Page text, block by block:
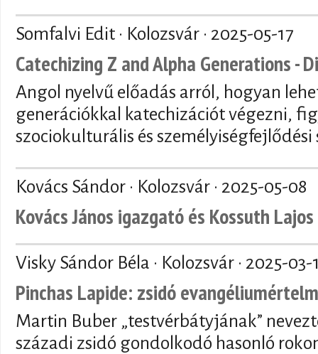
Somfalvi Edit · Kolozsvár · 2025-05-17
Catechizing Z and Alpha Generations -
Angol nyelvű előadás arról, hogyan
generációkkal katechizációt végezni,
szociokulturális és
Kovács Sándor · Kolozsvár · 2025-05-08
Kovács János igazgató és Kossuth
Visky Sándor Béla · Kolozsvár · 2025-03-
Pinchas Lapide: zsidó
Martin Buber „testvérbátyjának”
századi zsidó gondolkodó hasonló